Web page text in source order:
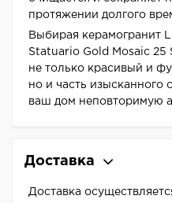
протяжении долгого
Выбирая керамогранит
Statuario Gold Mosaic 25
не только красивый и
но и часть изысканного
ваш дом неповторимую
Доставка
Доставка